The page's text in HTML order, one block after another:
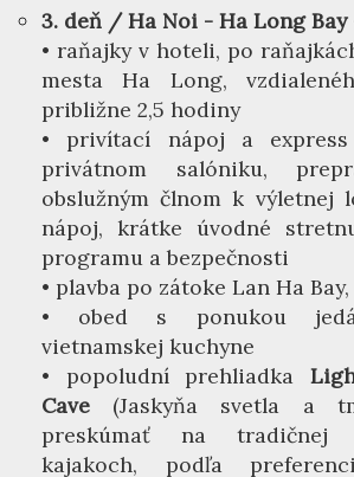
3. deň / Ha Noi - Ha Long Bay
• raňajky v hoteli, po
mesta Ha Long,
približne 2,5 hodiny
• privítací nápoj a
privátnom salóniku,
obslužným člnom k výletnej
nápoj, krátke úvodné
programu a bezpečnosti
• plavba po zátoke Lan Ha Bay,
• obed s ponukou
vietnamskej kuchyne
• popoludní prehliadka
Cave (Jaskyňa svetla a
preskúmať na tradičnej
kajakoch, podľa